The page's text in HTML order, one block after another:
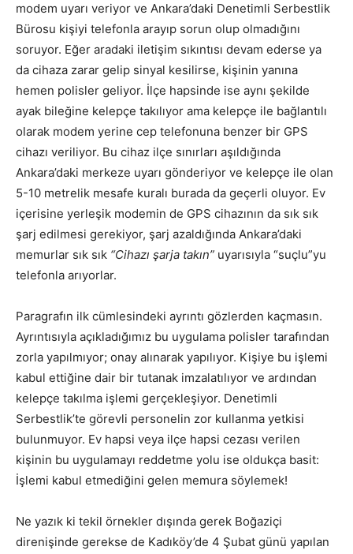
modem uyarı veriyor ve Ankara’daki Denetimli Serbestlik
Bürosu kişiyi telefonla arayıp sorun olup olmadığını
soruyor. Eğer aradaki iletişim sıkıntısı devam ederse ya
da cihaza zarar gelip sinyal kesilirse, kişinin yanına
hemen polisler geliyor. İlçe hapsinde ise aynı şekilde
ayak bileğine kelepçe takılıyor ama kelepçe ile bağlantılı
olarak modem yerine cep telefonuna benzer bir GPS
cihazı veriliyor. Bu cihaz ilçe sınırları aşıldığında
Ankara’daki merkeze uyarı gönderiyor ve kelepçe ile olan
5-10 metrelik mesafe kuralı burada da geçerli oluyor. Ev
içerisine yerleşik modemin de GPS cihazının da sık sık
şarj edilmesi gerekiyor, şarj azaldığında Ankara’daki
memurlar sık sık “Cihazı şarja takın” uyarısıyla “suçlu”yu
telefonla arıyorlar.
Paragrafın ilk cümlesindeki ayrıntı gözlerden kaçmasın.
Ayrıntısıyla açıkladığımız bu uygulama polisler tarafından
zorla yapılmıyor; onay alınarak yapılıyor. Kişiye bu işlemi
kabul ettiğine dair bir tutanak imzalatılıyor ve ardından
kelepçe takılma işlemi gerçekleşiyor. Denetimli
Serbestlik’te görevli personelin zor kullanma yetkisi
bulunmuyor. Ev hapsi veya ilçe hapsi cezası verilen
kişinin bu uygulamayı reddetme yolu ise oldukça basit:
İşlemi kabul etmediğini gelen memura söylemek!
Ne yazık ki tekil örnekler dışında gerek Boğaziçi
direnişinde gerekse de Kadıköy’de 4 Şubat günü yapılan